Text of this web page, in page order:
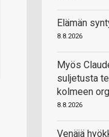
Elämän
8.8.2026
Myös
suljetusta
kolmeen
8.8.2026
Venäjä